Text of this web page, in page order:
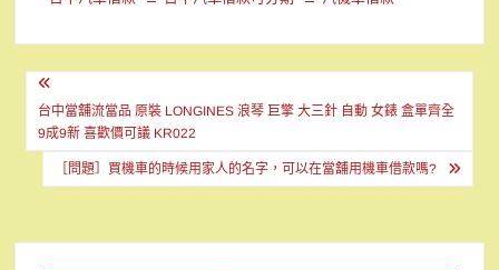
文
章
導
覽
台中當舖流當品 原裝 LONGINES 浪琴 巨擎 大三針 自動 女錶 盒單齊全
9成9新 喜歡價可議 KR022
［問題］買機車的時候用家人的名字，可以在當舖用機車借款嗎?